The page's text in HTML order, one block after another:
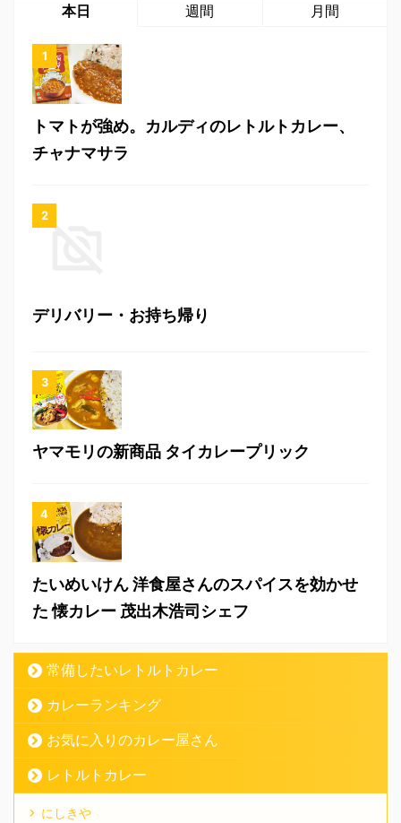
本日 週間 月間
トマトが強め。カルディのレトルトカレー、
チャナマサラ
デリバリー・お持ち帰り
ヤマモリの新商品 タイカレープリック
たいめいけん 洋食屋さんのスパイスを効かせ
た 懐カレー 茂出木浩司シェフ
常備したいレトルトカレー
カレーランキング
お気に入りのカレー屋さん
レトルトカレー
にしきや